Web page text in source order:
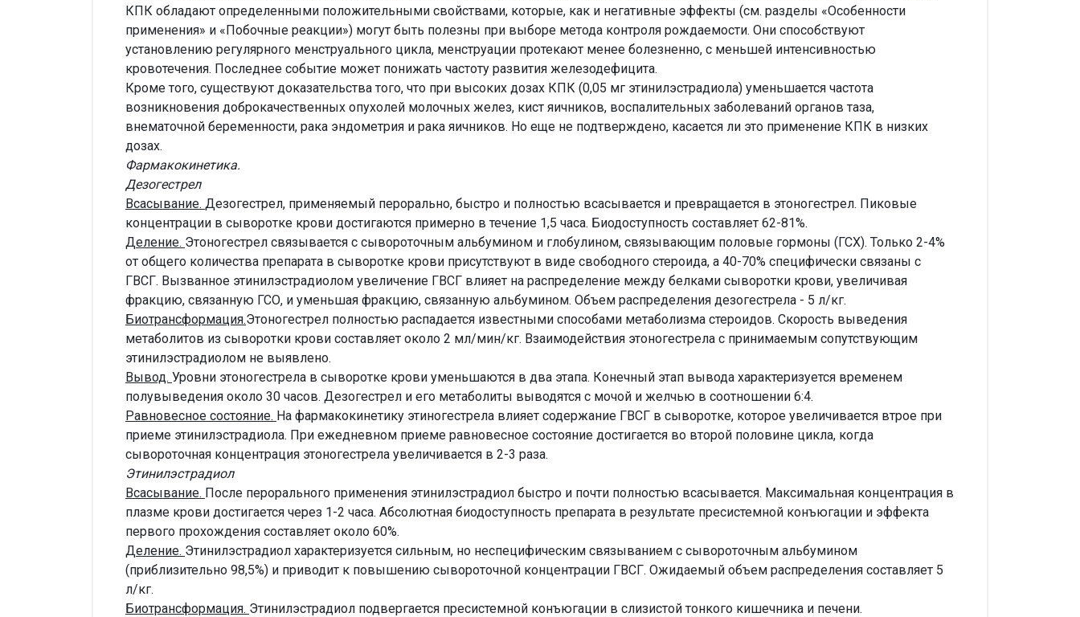
КПК обладают определенными положительными свойствами, которые, как и негативные эффекты (см. разделы «Особенности
применения» и «Побочные реакции») могут быть полезны при выборе метода контроля рождаемости. Они способствуют
установлению регулярного менструального цикла, менструации протекают менее болезненно, с меньшей интенсивностью
кровотечения. Последнее событие может понижать частоту развития железодефицита.
Кроме того, существуют доказательства того, что при высоких дозах КПК (0,05 мг этинилэстрадиола) уменьшается частота
возникновения доброкачественных опухолей молочных желез, кист яичников, воспалительных заболеваний органов таза,
внематочной беременности, рака эндометрия и рака яичников. Но еще не подтверждено, касается ли это применение КПК в низких
дозах.
Фармакокинетика.
Дезогестрел
Всасывание. Дезогестрел, применяемый перорально, быстро и полностью всасывается и превращается в этоногестрел. Пиковые
концентрации в сыворотке крови достигаются примерно в течение 1,5 часа. Биодоступность составляет 62-81%.
Деление. Этоногестрел связывается с сывороточным альбумином и глобулином, связывающим половые гормоны (ГСХ). Только 2-4%
от общего количества препарата в сыворотке крови присутствуют в виде свободного стероида, а 40-70% специфически связаны с
ГВСГ. Вызванное этинилэстрадиолом увеличение ГВСГ влияет на распределение между белками сыворотки крови, увеличивая
фракцию, связанную ГСО, и уменьшая фракцию, связанную альбумином. Объем распределения дезогестрела - 5 л/кг.
Биотрансформация.Этоногестрел полностью распадается известными способами метаболизма стероидов. Скорость выведения
метаболитов из сыворотки крови составляет около 2 мл/мин/кг. Взаимодействия этоногестрела с принимаемым сопутствующим
этинилэстрадиолом не выявлено.
Вывод. Уровни этоногестрела в сыворотке крови уменьшаются в два этапа. Конечный этап вывода характеризуется временем
полувыведения около 30 часов. Дезогестрел и его метаболиты выводятся с мочой и желчью в соотношении 6:4.
Равновесное состояние. На фармакокинетику этиногестрела влияет содержание ГВСГ в сыворотке, которое увеличивается втрое при
приеме этинилэстрадиола. При ежедневном приеме равновесное состояние достигается во второй половине цикла, когда
сывороточная концентрация этоногестрела увеличивается в 2-3 раза.
Этинилэстрадиол
Всасывание. После перорального применения этинилэстрадиол быстро и почти полностью всасывается. Максимальная концентрация в
плазме крови достигается через 1-2 часа. Абсолютная биодоступность препарата в результате пресистемной конъюгации и эффекта
первого прохождения составляет около 60%.
Деление. Этинилэстрадиол характеризуется сильным, но неспецифическим связыванием с сывороточным альбумином
(приблизительно 98,5%) и приводит к повышению сывороточной концентрации ГВСГ. Ожидаемый объем распределения составляет 5
л/кг.
Биотрансформация. Этинилэстрадиол подвергается пресистемной конъюгации в слизистой тонкого кишечника и печени.